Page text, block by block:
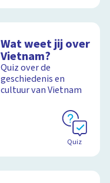
Wat weet jij over
Vietnam?
Quiz over de
geschiedenis en
cultuur van Vietnam
Quiz